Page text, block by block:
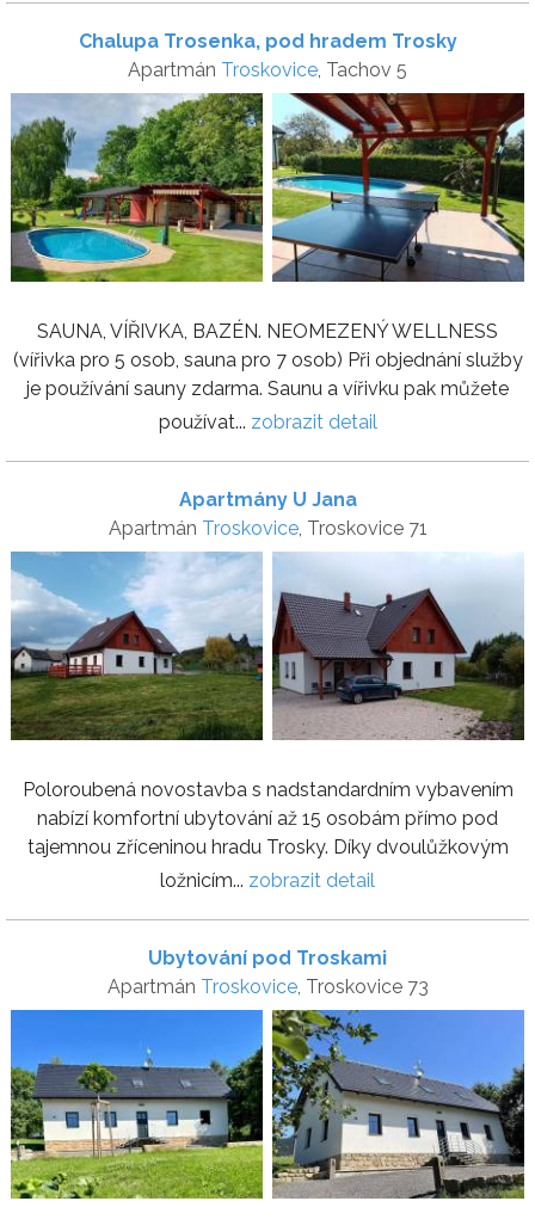
Chalupa Trosenka, pod hradem Trosky
Apartmán Troskovice, Tachov 5
SAUNA, VÍŘIVKA, BAZÉN. NEOMEZENÝ WELLNESS
(vířivka pro 5 osob, sauna pro 7 osob) Při objednání služby
je používání sauny zdarma. Saunu a vířivku pak můžete
používat... zobrazit detail
Apartmány U Jana
Apartmán Troskovice, Troskovice 71
Poloroubená novostavba s nadstandardním vybavením
nabízí komfortní ubytování až 15 osobám přímo pod
tajemnou zříceninou hradu Trosky. Díky dvoulůžkovým
ložnicím... zobrazit detail
Ubytování pod Troskami
Apartmán Troskovice, Troskovice 73